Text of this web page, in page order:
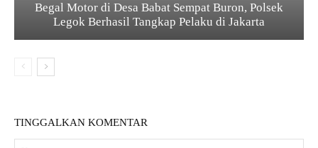
Begal Motor di Desa Babat Sempat Buron, Polsek
Legok Berhasil Tangkap Pelaku di Jakarta
TINGGALKAN KOMENTAR